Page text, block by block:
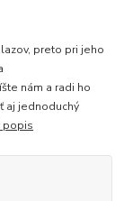
preto pri jeho
nám a radi ho
aj jednoduchý
popis